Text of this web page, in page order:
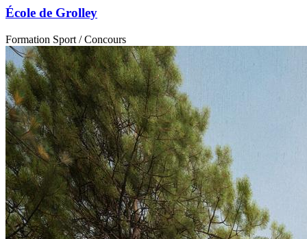
École de Grolley
Formation Sport / Concours